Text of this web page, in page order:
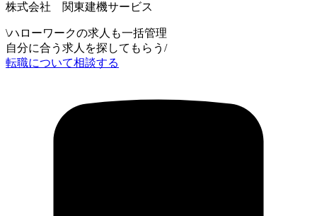
株式会社 関東建機サービス
\ハローワークの求人も一括管理
自分に合う求人を探してもらう /
転職について相談する